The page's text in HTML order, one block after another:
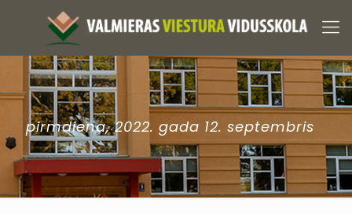
pirmdiena, 2022. gada 12. septembris